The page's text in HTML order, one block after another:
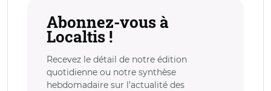
Abonnez-vous à
Localtis !
Recevez le détail de notre édition
quotidienne ou notre synthèse
hebdomadaire sur l’actualité des